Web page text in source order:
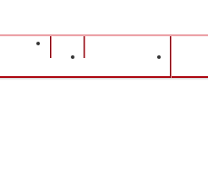
Оборудование для ресторанов и кафе